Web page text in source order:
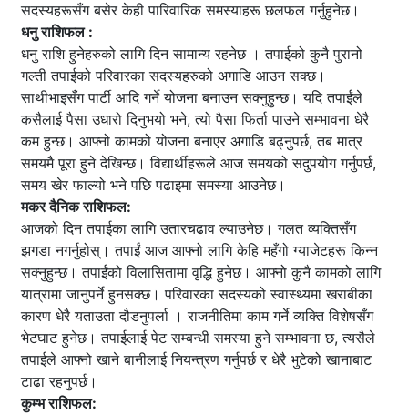
सदस्यहरूसँग बसेर केही पारिवारिक समस्याहरू छलफल गर्नुहुनेछ।
धनु राशिफल :
धनु राशि हुनेहरुको लागि दिन सामान्य रहनेछ । तपाईको कुनै पुरानो
गल्ती तपाईको परिवारका सदस्यहरुको अगाडि आउन सक्छ।
साथीभाइसँग पार्टी आदि गर्ने योजना बनाउन सक्नुहुन्छ। यदि तपाईंले
कसैलाई पैसा उधारो दिनुभयो भने, त्यो पैसा फिर्ता पाउने सम्भावना धेरै
कम हुन्छ। आफ्नो कामको योजना बनाएर अगाडि बढ्नुपर्छ, तब मात्र
समयमै पूरा हुने देखिन्छ। विद्यार्थीहरूले आज समयको सदुपयोग गर्नुपर्छ,
समय खेर फाल्यो भने पछि पढाइमा समस्या आउनेछ।
मकर दैनिक राशिफल:
आजको दिन तपाईका लागि उतारचढाव ल्याउनेछ। गलत व्यक्तिसँग
झगडा नगर्नुहोस्। तपाईं आज आफ्नो लागि केहि महँगो ग्याजेटहरू किन्न
सक्नुहुन्छ। तपाईंको विलासितामा वृद्धि हुनेछ। आफ्नो कुनै कामको लागि
यात्रामा जानुपर्ने हुनसक्छ। परिवारका सदस्यको स्वास्थ्यमा खराबीका
कारण धेरै यताउता दौडनुपर्ला । राजनीतिमा काम गर्ने व्यक्ति विशेषसँग
भेटघाट हुनेछ। तपाईलाई पेट सम्बन्धी समस्या हुने सम्भावना छ, त्यसैले
तपाईले आफ्नो खाने बानीलाई नियन्त्रण गर्नुपर्छ र धेरै भुटेको खानाबाट
टाढा रहनुपर्छ।
कुम्भ राशिफल: